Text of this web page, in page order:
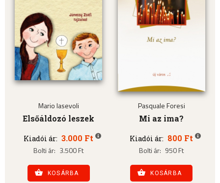
Mario Iasevoli
Elsőáldozó leszek
Kiadói ár: 3.000 Ft
Bolti ár: 3.500 Ft
KOSÁRBA
Pasquale Foresi
Mi az ima?
Kiadói ár: 800 Ft
Bolti ár: 950 Ft
KOSÁRBA